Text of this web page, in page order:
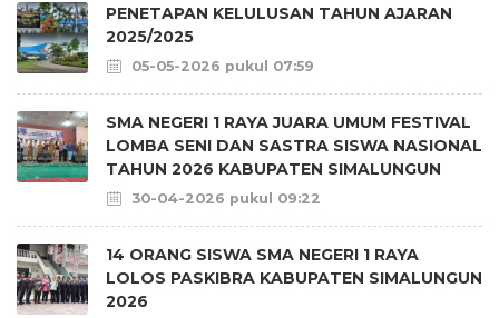
PENETAPAN KELULUSAN TAHUN AJARAN
2025/2025
05-05-2026 pukul 07:59
SMA NEGERI 1 RAYA JUARA UMUM FESTIVAL
LOMBA SENI DAN SASTRA SISWA NASIONAL
TAHUN 2026 KABUPATEN SIMALUNGUN
30-04-2026 pukul 09:22
14 ORANG SISWA SMA NEGERI 1 RAYA
LOLOS PASKIBRA KABUPATEN SIMALUNGUN
2026